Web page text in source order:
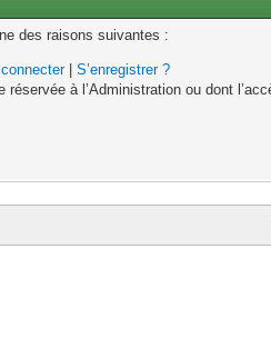
des raisons suivantes :
|S’enregistrer ?
à l’Administration ou dont